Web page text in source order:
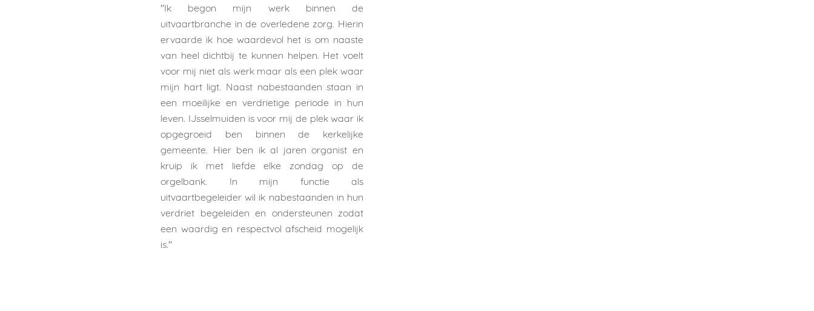
''Ik begon mijn werk binnen de
uitvaartbranche in de overledene zorg. Hierin
ervaarde ik hoe waardevol het is om naaste
van heel dichtbij te kunnen helpen. Het voelt
voor mij niet als werk maar als een plek waar
mijn hart ligt. Naast nabestaanden staan in
een moeilijke en verdrietige periode in hun
leven. IJsselmuiden is voor mij de plek waar ik
opgegroeid ben binnen de kerkelijke
gemeente. Hier ben ik al jaren organist en
kruip ik met liefde elke zondag op de
orgelbank. In mijn functie als
uitvaartbegeleider wil ik nabestaanden in hun
verdriet begeleiden en ondersteunen zodat
een waardig en respectvol afscheid mogelijk
is.''